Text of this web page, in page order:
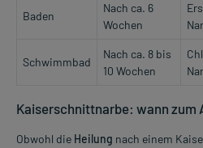
Baden
Nach ca. 6
Wochen
Schwimmbad
Nach ca. 8 bis
10 Wochen
Kaiserschnittnarbe: wann zum
Obwohl die Heilung nach einem